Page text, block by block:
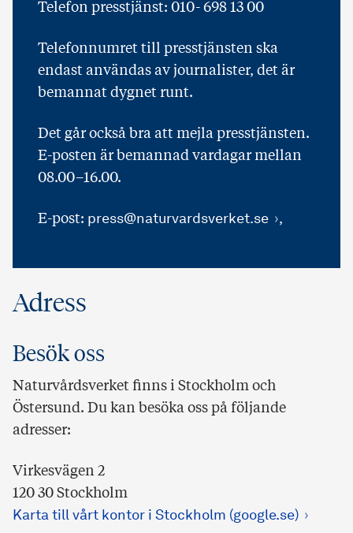
Telefon presstjänst: 010- 698 13 00
Telefonnumret till presstjänsten ska
endast användas av journalister, det är
bemannat dygnet runt.
Det går också bra att mejla presstjänsten.
E-posten är bemannad vardagar mellan
08.00–16.00.
E-post: press@naturvardsverket.se ,
Adress
Besök oss
Naturvårdsverket finns i Stockholm och
Östersund. Du kan besöka oss på följande
adresser:
Virkesvägen 2
120 30 Stockholm
Karta till vårt kontor i Stockholm (google.se)